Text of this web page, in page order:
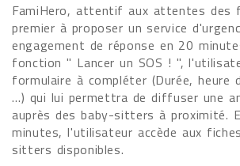
FamiHero, attentif aux attentes des
premier à proposer un service
engagement de réponse en 20
fonction " Lancer un SOS ! ",
formulaire à compléter (Durée, heure
…) qui lui permettra de diffuser une
auprès des baby-sitters à proximité.
minutes, l'utilisateur accède aux
sitters disponibles.